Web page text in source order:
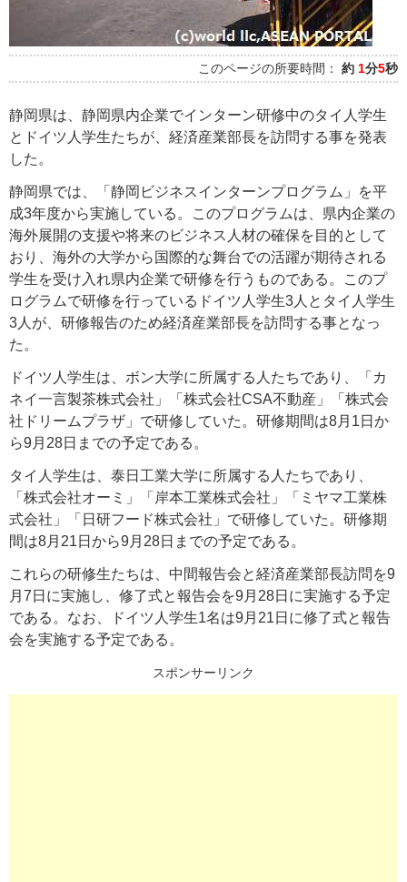
このページの所要時間： 約 1分5秒
静岡県は、静岡県内企業でインターン研修中のタイ人学生
とドイツ人学生たちが、経済産業部長を訪問する事を発表
した。
静岡県では、「静岡ビジネスインターンプログラム」を平
成3年度から実施している。このプログラムは、県内企業の
海外展開の支援や将来のビジネス人材の確保を目的として
おり、海外の大学から国際的な舞台での活躍が期待される
学生を受け入れ県内企業で研修を行うものである。このプ
ログラムで研修を行っているドイツ人学生3人とタイ人学生
3人が、研修報告のため経済産業部長を訪問する事となっ
た。
ドイツ人学生は、ボン大学に所属する人たちであり、「カ
ネイ一言製茶株式会社」「株式会社CSA不動産」「株式会
社ドリームプラザ」で研修していた。研修期間は8月1日か
ら9月28日までの予定である。
タイ人学生は、泰日工業大学に所属する人たちであり、
「株式会社オーミ」「岸本工業株式会社」「ミヤマ工業株
式会社」「日研フード株式会社」で研修していた。研修期
間は8月21日から9月28日までの予定である。
これらの研修生たちは、中間報告会と経済産業部長訪問を9
月7日に実施し、修了式と報告会を9月28日に実施する予定
である。なお、ドイツ人学生1名は9月21日に修了式と報告
会を実施する予定である。
スポンサーリンク